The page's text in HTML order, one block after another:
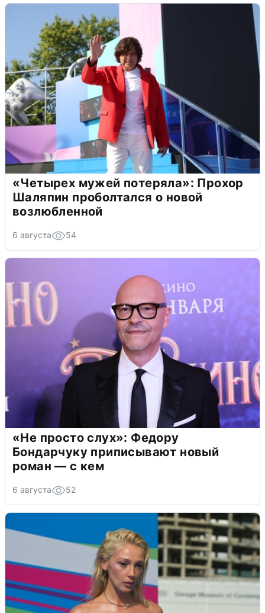
«Четырех мужей потеряла»: Прохор
Шаляпин проболтался о новой
возлюбленной
6 августа 54
«Не просто слух»: Федору
Бондарчуку приписывают новый
роман — с кем
6 августа 52